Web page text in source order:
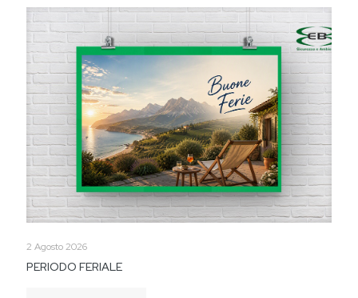
2 Agosto 2026
PERIODO FERIALE